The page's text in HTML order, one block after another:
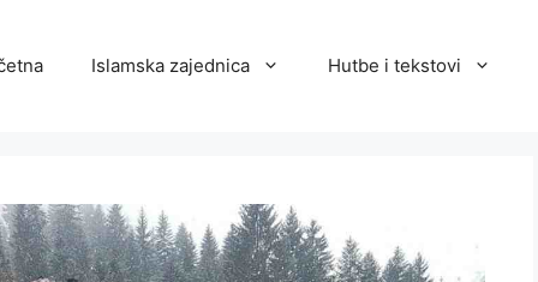
Islamska zajednica Hutbe i tekstovi